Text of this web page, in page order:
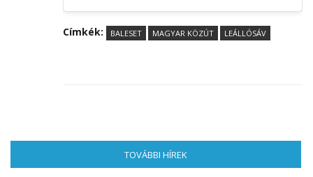
Címkék: BALESET MAGYAR KÖZÚT LEÁLLÓSÁV
TOVÁBBI HÍREK